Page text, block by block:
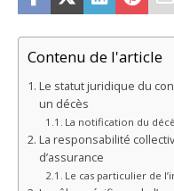
Contenu de l'article
Le statut juridique du
un décès
La notification du
La responsabilité
d’assurance
Le cas particulier de